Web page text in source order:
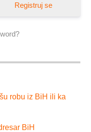
Registruj se
robu iz BiH ili ka
BiH